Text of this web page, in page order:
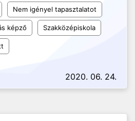
Nem igényel tapasztalatot
képző Szakközépiskola
2020. 06. 24.